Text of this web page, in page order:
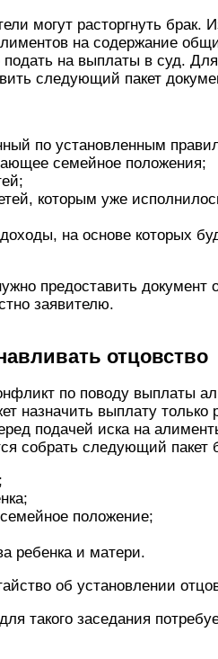
могут расторгнуть брак.
на содержание
на выплаты в суд.
следующий пакет
по установленным
семейное положения;
которым уже
на основе которых
предоставить документ
заявителю.
отцовство
по поводу выплаты
назначить выплату
подачей иска на
собрать следующий пакет
положение;
ребенка и матери.
об установлении
такого заседания